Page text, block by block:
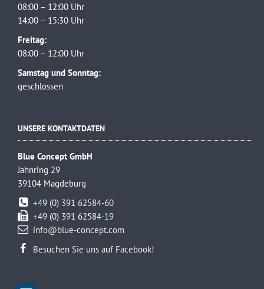
08:00 – 12:00 Uhr
14:00 – 15:30 Uhr
Freitag:
08:00 – 12:00 Uhr
Samstag und Sonntag:
geschlossen
UNSERE KONTAKTDATEN
Blue Concept GmbH
Jahnring 29
39104 Magdeburg
+49 (0) 391 62584-60
+49 (0) 391 62584-19
info@blue-concept.com
Besuchen Sie uns auf Facebook!